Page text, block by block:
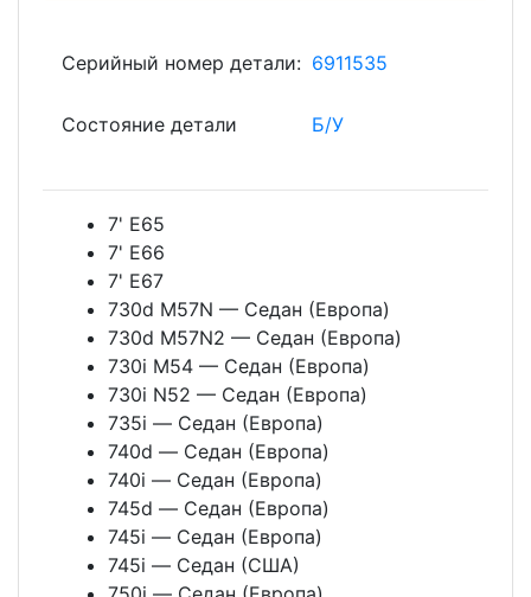
Серийный номер детали: 6911535
Состояние детали Б/У
7' E65
7' E66
7' E67
730d M57N — Седан (Европа)
730d M57N2 — Седан (Европа)
730i M54 — Седан (Европа)
730i N52 — Седан (Европа)
735i — Седан (Европа)
740d — Седан (Европа)
740i — Седан (Европа)
745d — Седан (Европа)
745i — Седан (Европа)
745i — Седан (США)